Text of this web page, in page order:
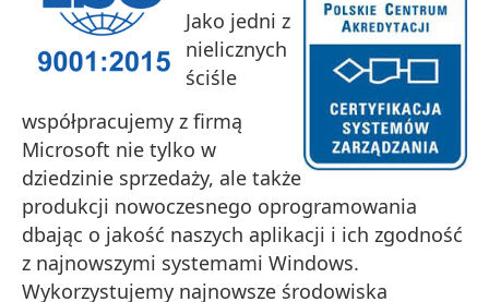
Jako jedni z
nielicznych
ściśle
współpracujemy z firmą
Microsoft nie tylko w
dziedzinie sprzedaży, ale także
produkcji nowoczesnego oprogramowania
dbając o jakość naszych aplikacji i ich zgodność
z najnowszymi systemami Windows.
Wykorzystujemy najnowsze środowiska